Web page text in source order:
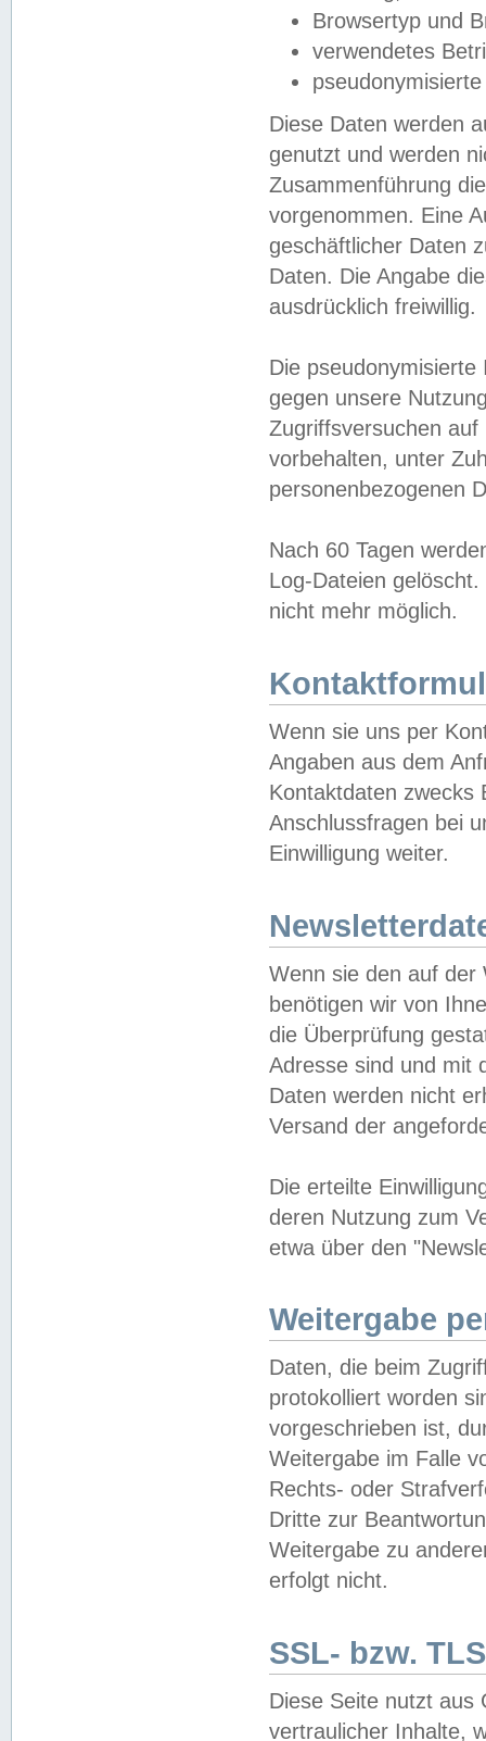
Browsertyp und
verwendetes
Diese Daten werden
genutzt und werden
Zusammenführung
vorgenommen. Eine
geschäftlicher Daten
Daten. Die Angabe
ausdrücklich freiwillig.
Die
gegen unsere
Zugriffsversuchen
vorbehalten, unter
personenbezogenen
Nach 60 Tagen
Log-Dateien
nicht mehr möglich.
Wenn sie uns per
Angaben aus dem
Kontaktdaten zwecks
Anschlussfragen bei
Einwilligung weiter.
Wenn sie den auf der
benötigen wir von
die Überprüfung
Adresse sind und mit
Daten werden nicht
Versand der
Die erteilte
deren Nutzung zum
etwa über den
Weitergabe
Daten, die beim
protokolliert worden
vorgeschrieben ist,
Weitergabe im Falle
Rechts- oder
Dritte zur
Weitergabe zu
erfolgt nicht.
SSL- bzw.
Diese Seite nutzt aus
vertraulicher Inhalte,